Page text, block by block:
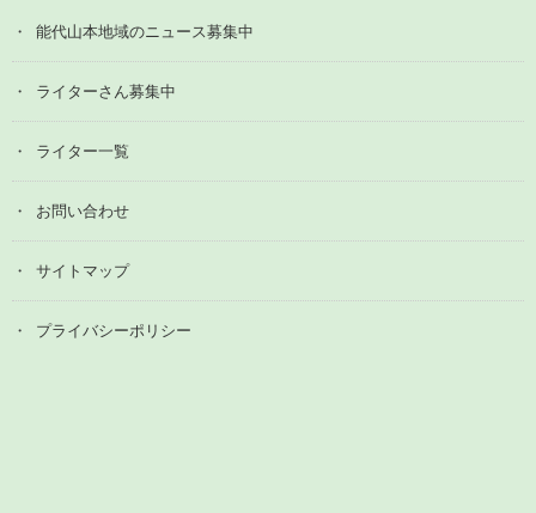
能代山本地域のニュース募集中
ライターさん募集中
ライター一覧
お問い合わせ
サイトマップ
プライバシーポリシー